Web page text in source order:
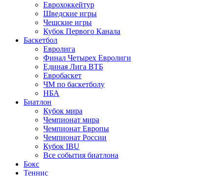
Еврохоккейтур
Шведские игры
Чешские игры
Кубок Первого Канала
Баскетбол
Евролига
Финал Четырех Евролиги
Единая Лига ВТБ
Евробаскет
ЧМ по баскетболу
НБА
Биатлон
Кубок мира
Чемпионат мира
Чемпионат Европы
Чемпионат России
Кубок IBU
Все события биатлона
Бокс
Теннис